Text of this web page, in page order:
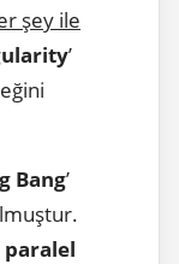
şey ile
’
Bang’
paralel